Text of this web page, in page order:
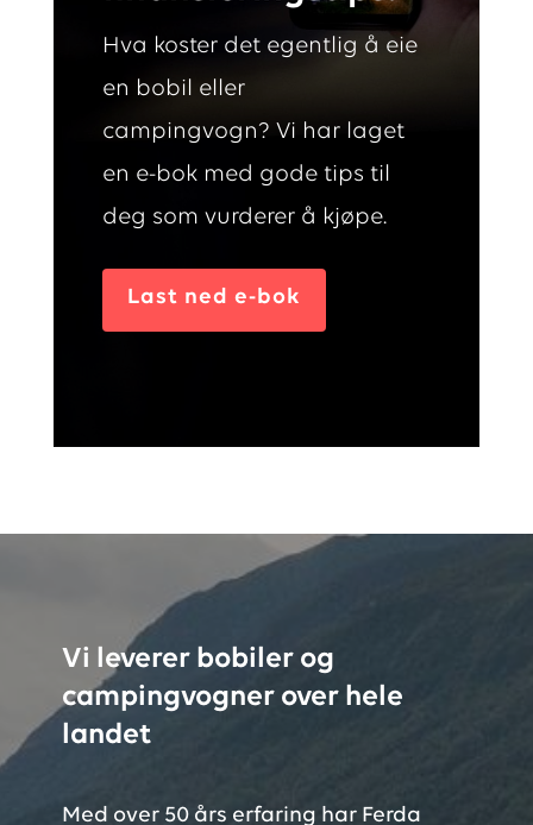
Hva koster det egentlig å eie
en bobil eller
campingvogn? Vi har laget
en e-bok med gode tips til
deg som vurderer å kjøpe.
Last ned e-bok
Vi leverer bobiler og
campingvogner over hele
landet
Med over 50 års erfaring har Ferda